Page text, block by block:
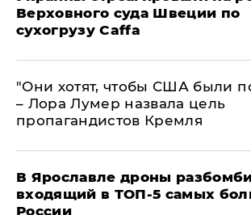
Верховного суда Швеции по
сухогрузу Caffa
"Они хотят, чтобы США были
– Лора Лумер назвала цель
пропагандистов Кремля
В Ярославле дроны
входящий в ТОП-5 самых
России